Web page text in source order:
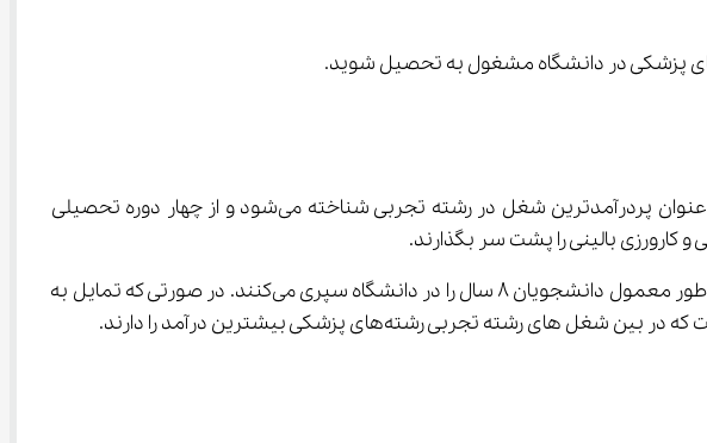
اگر بخواهیم به بهترین شغل ‌های رشته تجربی اشاره کنیم در قدم اول باید از پزشکی نام ببریم. پزشکی به عنوان پردرآمدترین شغل در رشته تجربی شناخته می‌شود و از چهار دوره تحصیلی
کارورزی بالینی را پشت سر بگذارند.
طول تحصیل در رشته پزشکی در مقایسه با سایر رشته‌ها بیشتر است و برای گرفتن مدرک پزشکی عمومی به طور معمول دانشجویان ۸ سال را در دانشگاه سپری می‌کنند. در صورتی که تمایل به